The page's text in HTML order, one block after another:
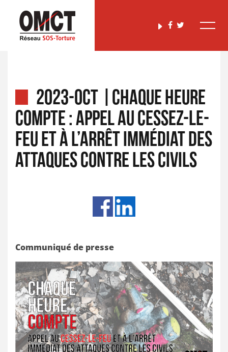
2023-Oct |CHAQUE HEURE
COMPTE : Appel au cessez-le-
feu et à l’arrêt immédiat des
attaques contre les civils
Communiqué de presse